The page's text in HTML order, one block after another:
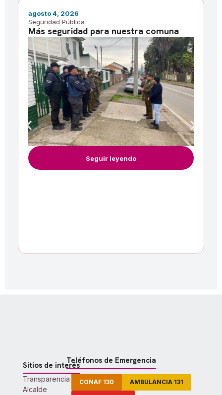
agosto 4, 2026
Seguridad Pública
Más seguridad para nuestra comuna
Seguir leyendo
Sitios de interés
Transparencia Activa
Alcalde
Teléfonos de Emergencia
CONAF 130 AMBULANCIA 131